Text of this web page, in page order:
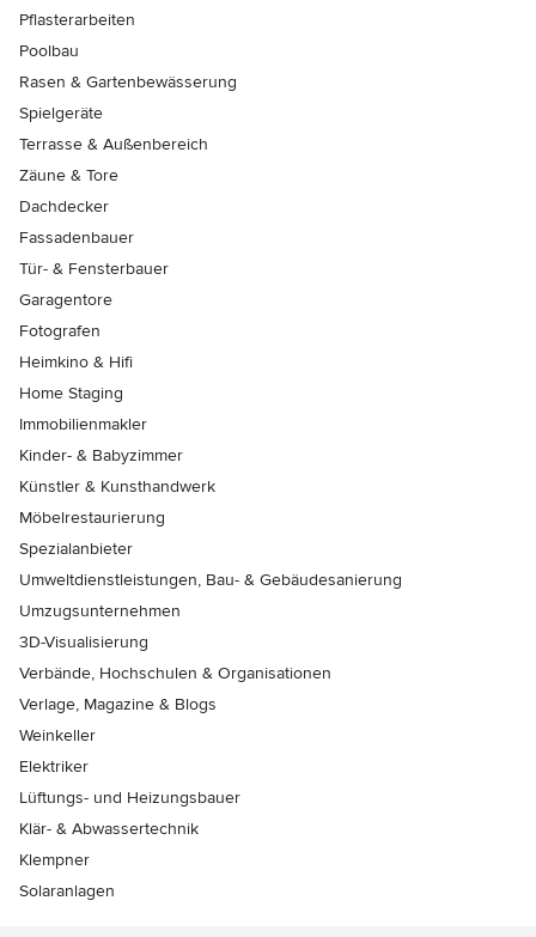
Pflasterarbeiten
Poolbau
Rasen & Gartenbewässerung
Spielgeräte
Terrasse & Außenbereich
Zäune & Tore
Dachdecker
Fassadenbauer
Tür- & Fensterbauer
Garagentore
Fotografen
Heimkino & Hifi
Home Staging
Immobilienmakler
Kinder- & Babyzimmer
Künstler & Kunsthandwerk
Möbelrestaurierung
Spezialanbieter
Umweltdienstleistungen, Bau- & Gebäudesanierung
Umzugsunternehmen
3D-Visualisierung
Verbände, Hochschulen & Organisationen
Verlage, Magazine & Blogs
Weinkeller
Elektriker
Lüftungs- und Heizungsbauer
Klär- & Abwassertechnik
Klempner
Solaranlagen